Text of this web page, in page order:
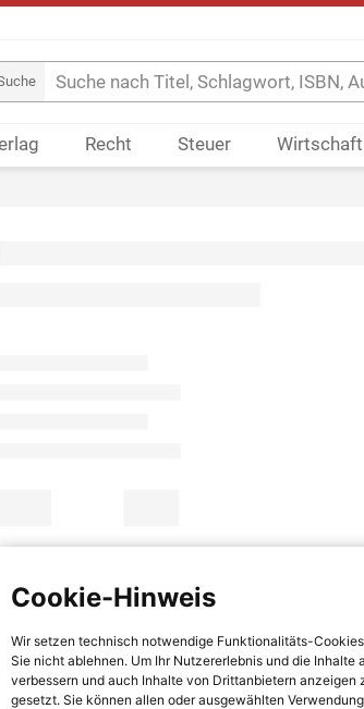
Recht Steuer Wirtschaft
Cookie-Hinweis
Wir setzen technisch notwendige Funktionalitäts-
Sie nicht ablehnen. Um Ihr Nutzererlebnis und die Inhalte
verbessern und auch Inhalte von Drittanbietern
gesetzt. Sie können allen oder ausgewählten